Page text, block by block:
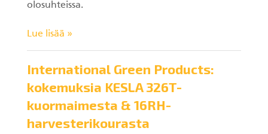
olosuhteissa.
Lue lisää »
International Green Products:
kokemuksia KESLA 326T-
kuormaimesta & 16RH-
harvesterikourasta